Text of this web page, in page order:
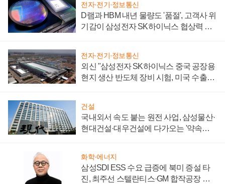
전자·전기·정보통신
D램과 HBM 내년 물량도 '품절', 고객사 위
기감이 삼성전자 SK하이닉스 협상력 더
전자·전기·정보통신
외신 "삼성전자 SK하이닉스 중국 공장용
현지 생산 반도체 장비 시험, 미국 수출통
건설
국내외서 속도 붙는 원전 사업, 삼성물산·
현대건설·대우건설에 다가오는 '약속의
화학·에너지
삼성SDI ESS 수요 급증에 북미 증설 타
진, 최주선 스텔란티스·GM 합작공장 건